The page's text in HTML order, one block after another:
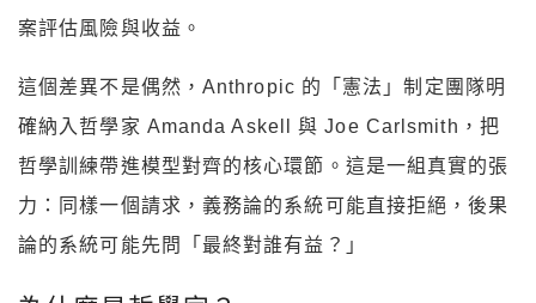
案評估風險與收益。
這個差異不是偶然，Anthropic 的「憲法」制定團隊明
確納入哲學家 Amanda Askell 與 Joe Carlsmith，把
哲學訓練帶進模型對齊的核心環節。這是一組真實的張
力：同樣一個請求，義務論的系統可能直接拒絕，後果
論的系統可能先問「最終對誰有益？」